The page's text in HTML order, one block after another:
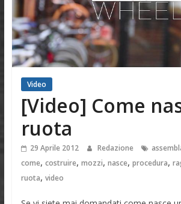
Video
[Video] Come
ruota
29 Aprile 2012 Redazione
come, costruire, mozzi, nasce, procedura,
ruota, video